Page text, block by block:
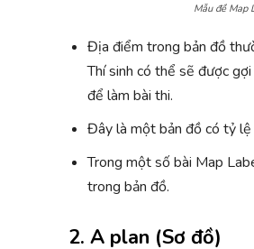
Mẫu đề Map
Địa điểm trong bản đồ
Thí sinh có thể sẽ được
để làm bài thi.
Đây là một bản đồ có tỷ lệ
Trong một số bài Map
trong bản đồ.
2. A plan (Sơ đồ)